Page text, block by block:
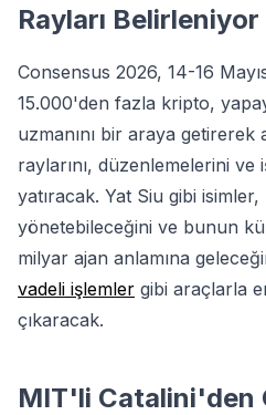
Rayları Belirleniyor
Consensus 2026, 14-16
15.000'den fazla kripto,
uzmanını bir araya getirerek
raylarını, düzenlemelerini ve
yatıracak. Yat Siu gibi
yönetebileceğini ve bunun
milyar ajan anlamına
vadeli işlemler gibi araçlarla
çıkaracak.
MIT'li Catalini'den